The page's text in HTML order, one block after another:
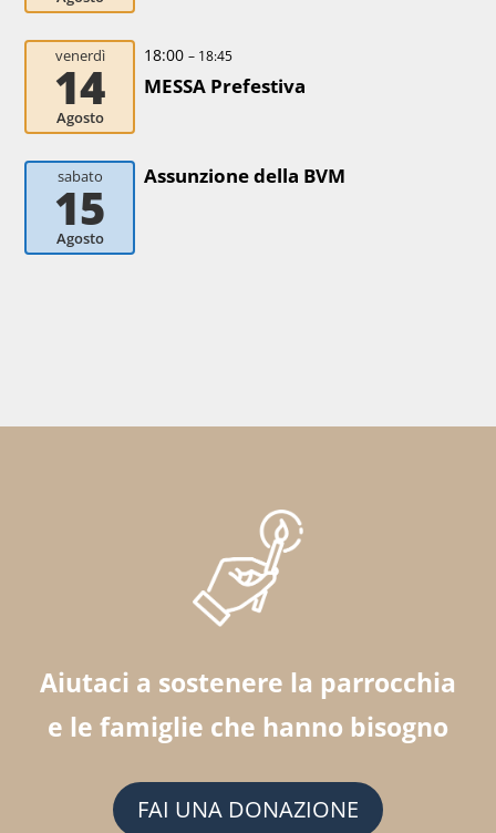
venerdì
14
Agosto
18:00 – 18:45
MESSA Prefestiva
sabato
15
Agosto
Assunzione della BVM
Aiutaci a sostenere la parrocchia
e le famiglie che hanno bisogno
FAI UNA DONAZIONE